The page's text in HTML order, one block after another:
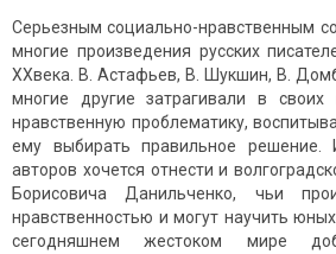
Серьезным социально-нравственным
многие произведения русских
XXвека. В. Астафьев, В. Шукшин, В.
многие другие затрагивали в своих
нравственную проблематику,
ему выбирать правильное
авторов хочется отнести и
Борисовича Данильченко, чьи
нравственностью и могут научить
сегодняшнем жестоком мире